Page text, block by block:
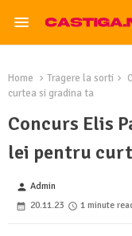
Home Tragere la sorti
curtea si gradina ta
Concurs Elis
lei pentru
person Admin
20.11.23
1 minute